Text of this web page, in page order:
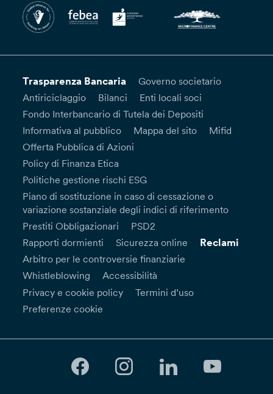
Trasparenza Bancaria
Governo societario
Antiriciclaggio
Bilanci
Enti locali soci
Fondo Interbancario di Tutela dei Depositi
Informativa al pubblico
Mappa del sito
Mifid
Offerta Pubblica di Azioni
Policy di Finanza Etica
Politiche gestione rischi ESG
Piano di sostituzione in caso di cessazione o
variazione sostanziale degli indici di riferimento
Prestiti Obbligazionari
PSD2
Rapporti dormienti
Sicurezza online Reclami
Arbitro per le controversie finanziarie
Whistleblowing
Accessibilità
Privacy e cookie policy
Termini d’uso
Preferenze cookie